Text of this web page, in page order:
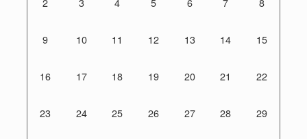
2 3 4 5 6 7 8
9 10 11 12 13 14 15
16 17 18 19 20 21 22
23 24 25 26 27 28 29